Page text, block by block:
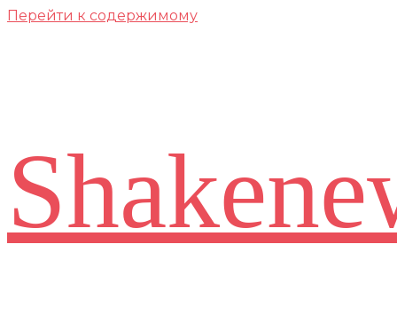
Перейти к содержимому